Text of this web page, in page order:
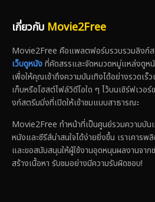
เกี่ยวกับ Movie2Free
Movie2Free คือแพลตฟอร์มรวบรวมลิงก์
เว็บดูหนังที่คัดสรรและจัดหมวดหมู่แหล่งดูห
เพื่อให้คุณเข้าถึงความบันเทิงได้อย่างรวดเร็ว
เก็บหรือโฮสต์ไฟล์วิดีโอใด ๆ ไว้บนเซิร์ฟเวอ
งก์สตรีมมิ่งที่เปิดให้เข้าชมแบบสาธารณะ
Movie2Free ทำหน้าที่เป็นศูนย์รวมความบั
หนังและซีรีส์น่าสนใจได้ง่ายยิ่งขึ้น เราเคาร
และขอสนับสนุนให้ผู้ใช้งานอุดหนุนผลงานจา
สร้างเนื้อหา รับชมอย่างมีความรับผิดชอบ!